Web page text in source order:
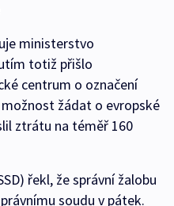
ministerstvo
totiž přišlo
centrum o označení
žádat o evropské
ztrátu na téměř 160
řekl, že správní žalobu
soudu v pátek.